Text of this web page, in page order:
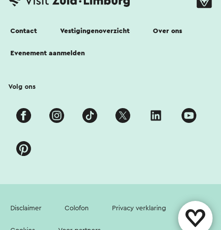
Contact Vestigingenoverzicht Over ons
Evenement aanmelden
Volg ons
Disclaimer Colofon Privacy verklaring